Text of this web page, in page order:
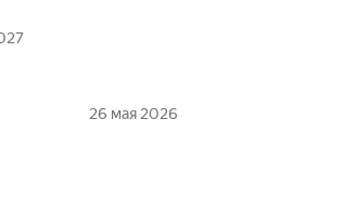
26 мая 2026